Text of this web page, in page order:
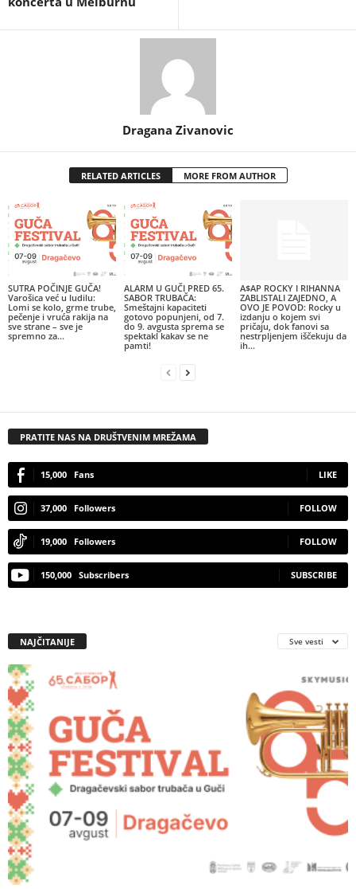
Dragana Zivanovic
RELATED ARTICLES MORE FROM AUTHOR
SUTRA POČINJE GUČA!
Varošica već u ludilu:
Lomi se kolo, grme trube,
pečenje i vruća rakija na
sve strane – sve je
spremno za...
ALARM U GUČI PRED 65.
SABOR TRUBAČA:
Smeštajni kapaciteti
gotovo popunjeni, od 7.
do 9. avgusta sprema se
spektakl kakav se ne
pamti!
A$AP ROCKY I RIHANNA
ZABLISTALI ZAJEDNO, A
OVO JE POVOD: Rocky u
izdanju o kojem svi
pričaju, dok fanovi sa
nestrpljenjem iščekuju da
ih...
PRATITE NAS NA DRUŠTVENIM MREŽAMA
15,000 Fans LIKE
37,000 Followers FOLLOW
19,000 Followers FOLLOW
150,000 Subscribers SUBSCRIBE
NAJČITANIJE Sve vesti